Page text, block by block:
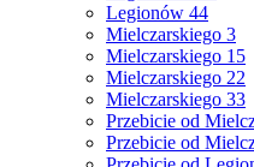
Legionów 44
Mielczarskiego 3
Mielczarskiego 15
Mielczarskiego 22
Mielczarskiego 33
Przebicie od
Przebicie od